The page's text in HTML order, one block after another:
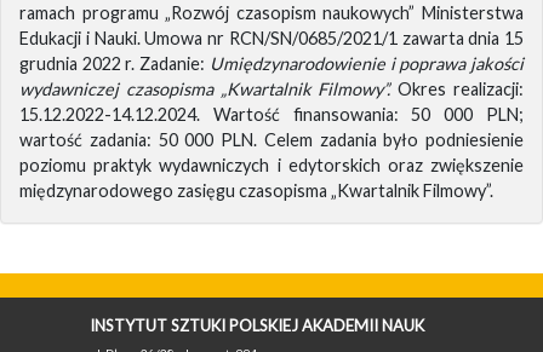
ramach programu „Rozwój czasopism naukowych” Ministerstwa
Edukacji i Nauki. Umowa nr RCN/SN/0685/2021/1 zawarta dnia 15
grudnia 2022 r. Zadanie: Umiędzynarodowienie i poprawa jakości
wydawniczej czasopisma „Kwartalnik Filmowy”.Okres realizacji:
15.12.2022-14.12.2024. Wartość finansowania: 50 000 PLN;
wartość zadania: 50 000 PLN. Celem zadania było podniesienie
poziomu praktyk wydawniczych i edytorskich oraz zwiększenie
międzynarodowego zasięgu czasopisma „Kwartalnik Filmowy”.
INSTYTUT SZTUKI POLSKIEJ AKADEMII NAUK